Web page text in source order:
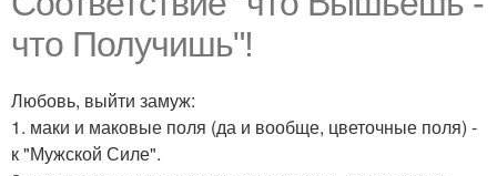
что Получишь"!
Любовь, выйти замуж:
1. маки и маковые поля (да и вообще, цветочные поля) -
к "Мужской Силе".